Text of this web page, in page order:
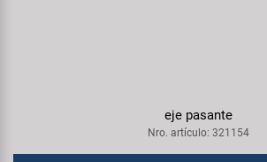
eje pasante
Nro. artículo: 321154